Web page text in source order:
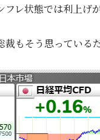
レ状態では利上げ
もそう思っている